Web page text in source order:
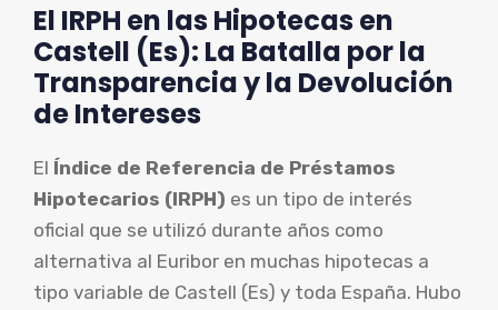
El IRPH en las Hipotecas en
Castell (Es): La Batalla por la
Transparencia y la Devolución
de Intereses
El Índice de Referencia de Préstamos
Hipotecarios (IRPH) es un tipo de interés
oficial que se utilizó durante años como
alternativa al Euribor en muchas hipotecas a
tipo variable de Castell (Es) y toda España. Hubo